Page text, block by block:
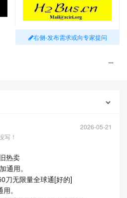
右侧-发布需求或向专家提问
2026-05-21
写！
热卖
通用。
刀无限量全球通[好的]
。